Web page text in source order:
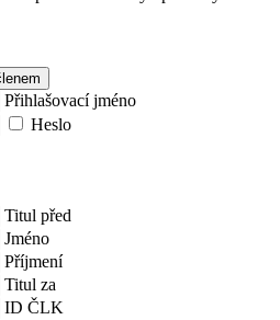
Přihlašovací jméno
Heslo
Titul před
Jméno
Příjmení
Titul za
ID ČLK